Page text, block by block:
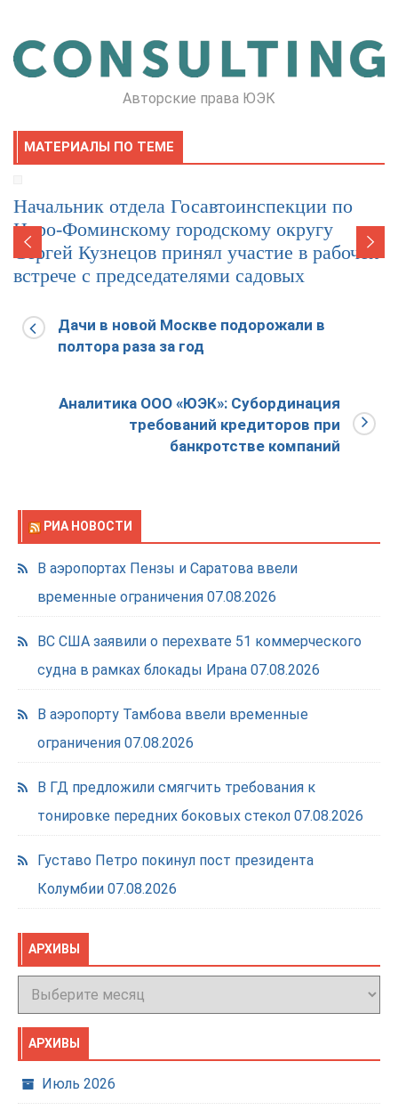
Авторские права ЮЭК
МАТЕРИАЛЫ ПО ТЕМЕ
Начальник отдела Госавтоинспекции по
Наро-Фоминскому городскому округу
Сергей Кузнецов принял участие в рабочей
встрече с председателями садовых
17.05.2024
Дачи в новой Москве подорожали в
полтора раза за год
Аналитика ООО «ЮЭК»: Субординация
требований кредиторов при
банкротстве компаний
РИА НОВОСТИ
В аэропортах Пензы и Саратова ввели
временные ограничения 07.08.2026
ВС США заявили о перехвате 51 коммерческого
судна в рамках блокады Ирана 07.08.2026
В аэропорту Тамбова ввели временные
ограничения 07.08.2026
В ГД предложили смягчить требования к
тонировке передних боковых стекол 07.08.2026
Густаво Петро покинул пост президента
Колумбии 07.08.2026
АРХИВЫ
Архивы
АРХИВЫ
Июль 2026